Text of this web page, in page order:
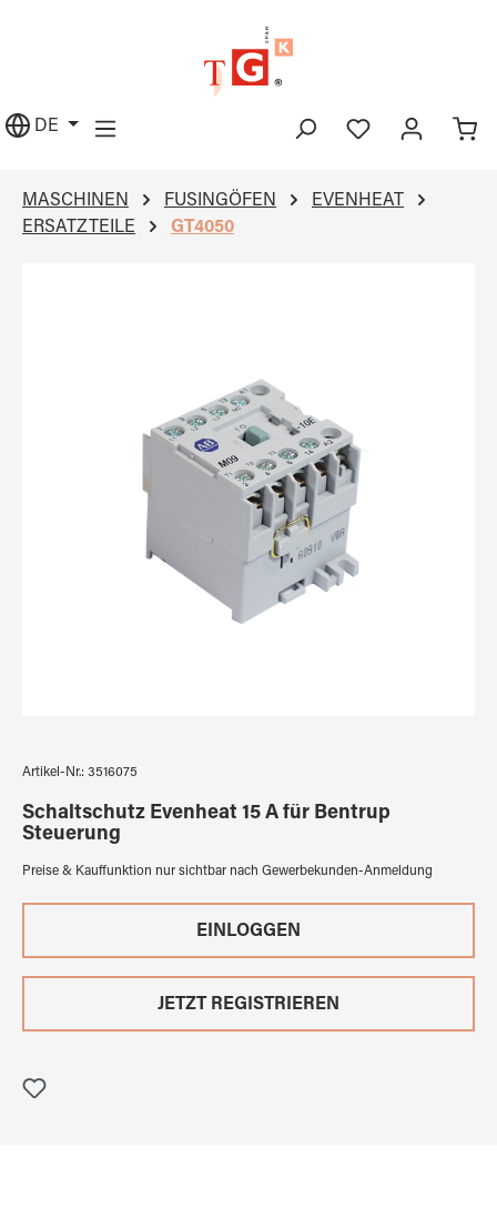
DE
MASCHINEN FUSINGÖFEN
EVENHEAT
ERSATZTEILE
GT4050
Artikel-Nr.: 3516075
Schaltschutz Evenheat 15 A für Bentrup
Steuerung
Preise & Kauffunktion nur sichtbar nach Gewerbekunden-Anmeldung
EINLOGGEN
JETZT REGISTRIEREN